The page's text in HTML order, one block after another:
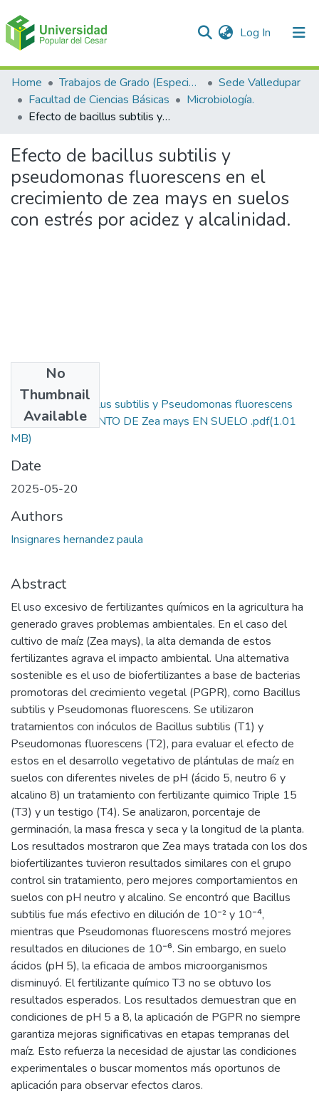
Log In (current)
Communities & Collections
All of DSpace
Home Trabajos de Grado (Especializaciones y Pregrados)
Sede Valledupar
Facultad de Ciencias Básicas
Microbiología.
Efecto de bacillus subtilis y pseudomonas fluorescens en el crecimiento de zea mays en suelos con estrés por acidez y alcalinidad.
Efecto de bacillus subtilis y
pseudomonas fluorescens en el
crecimiento de zea mays en suelos
con estrés por acidez y alcalinidad.
No
Thumbnail
Available
EFECTO DE Bacillus subtilis y Pseudomonas fluorescens
EN EL CRECIMIENTO DE Zea mays EN SUELO .pdf(1.01
MB)
Date
2025-05-20
Authors
Insignares hernandez paula
Abstract
El uso excesivo de fertilizantes químicos en la agricultura ha
generado graves problemas ambientales. En el caso del
cultivo de maíz (Zea mays), la alta demanda de estos
fertilizantes agrava el impacto ambiental. Una alternativa
sostenible es el uso de biofertilizantes a base de bacterias
promotoras del crecimiento vegetal (PGPR), como Bacillus
subtilis y Pseudomonas fluorescens. Se utilizaron
tratamientos con inóculos de Bacillus subtilis (T1) y
Pseudomonas fluorescens (T2), para evaluar el efecto de
estos en el desarrollo vegetativo de plántulas de maíz en
suelos con diferentes niveles de pH (ácido 5, neutro 6 y
alcalino 8) un tratamiento con fertilizante quimico Triple 15
(T3) y un testigo (T4). Se analizaron, porcentaje de
germinación, la masa fresca y seca y la longitud de la planta.
Los resultados mostraron que Zea mays tratada con los dos
biofertilizantes tuvieron resultados similares con el grupo
control sin tratamiento, pero mejores comportamientos en
suelos con pH neutro y alcalino. Se encontró que Bacillus
subtilis fue más efectivo en dilución de 10⁻² y 10⁻⁴,
mientras que Pseudomonas fluorescens mostró mejores
resultados en diluciones de 10⁻⁶. Sin embargo, en suelo
ácidos (pH 5), la eficacia de ambos microorganismos
disminuyó. El fertilizante químico T3 no se obtuvo los
resultados esperados. Los resultados demuestran que en
condiciones de pH 5 a 8, la aplicación de PGPR no siempre
garantiza mejoras significativas en etapas tempranas del
maíz. Esto refuerza la necesidad de ajustar las condiciones
experimentales o buscar momentos más oportunos de
aplicación para observar efectos claros.